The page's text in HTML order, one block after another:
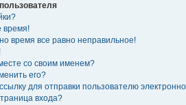
время!
время все равно неправильное!
со своим именем?
его?
для отправки пользователю
входа?